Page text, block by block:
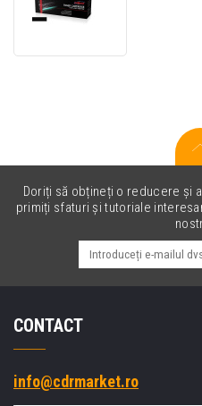
pentru
Doriți să obțineți o reducere și
primiți sfaturi și tutoriale
CONTACT
info@cdrmarket.ro